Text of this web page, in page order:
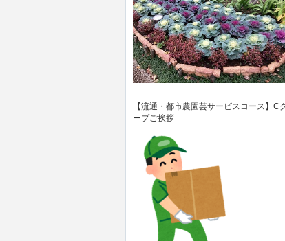
【流通・都市農園芸サービスコース】C
ープご挨拶